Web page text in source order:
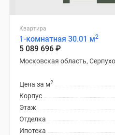
Квартира
1-комнатная 30.01 м2
5 089 696 ₽
Московская область,
Цена за м2
Корпус
Этаж
Отделка
Ипотека